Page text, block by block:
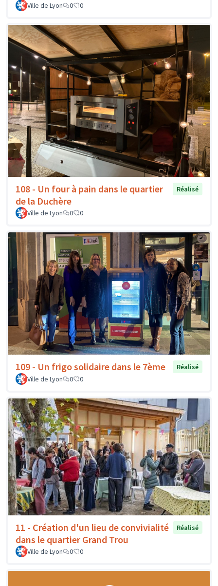
Ville de Lyon 0 0
108 - Un four à pain dans le quartier
de la Duchère
Réalisé
Ville de Lyon 0 0
109 - Un frigo solidaire dans le 7ème
Réalisé
Ville de Lyon
0 0
11 - Création d'un lieu de convivialité
dans le quartier Grand Trou
Réalisé
Ville de Lyon 0 0